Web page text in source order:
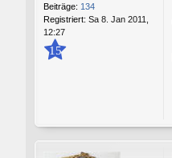
Beiträge: 134
Registriert: Sa 8. Jan 2011,
12:27
15